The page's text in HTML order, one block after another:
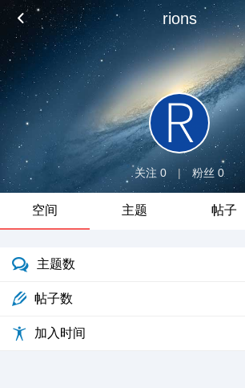
rions
关注 0 | 粉丝 0
空间 主题 帖子
主题数
帖子数
加入时间